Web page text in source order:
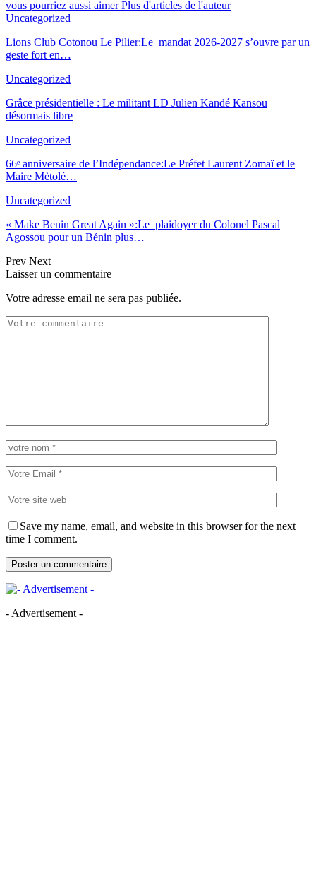
vous pourriez aussi aimer Plus d'articles de l'auteur
Uncategorized
Lions Club Cotonou Le Pilier:Le mandat 2026-2027 s’ouvre par un
geste fort en…
Uncategorized
Grâce présidentielle : Le militant LD Julien Kandé Kansou
désormais libre
Uncategorized
66ᵉ anniversaire de l’Indépendance:Le Préfet Laurent Zomaï et le
Maire Mètolé…
Uncategorized
« Make Benin Great Again »:Le plaidoyer du Colonel Pascal
Agossou pour un Bénin plus…
Prev Next
Laisser un commentaire
Votre adresse email ne sera pas publiée.
Save my name, email, and website in this browser for the next
time I comment.
- Advertisement -